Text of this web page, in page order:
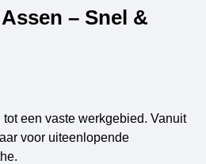
– Snel &
een vaste werkgebied. Vanuit
voor uiteenlopende